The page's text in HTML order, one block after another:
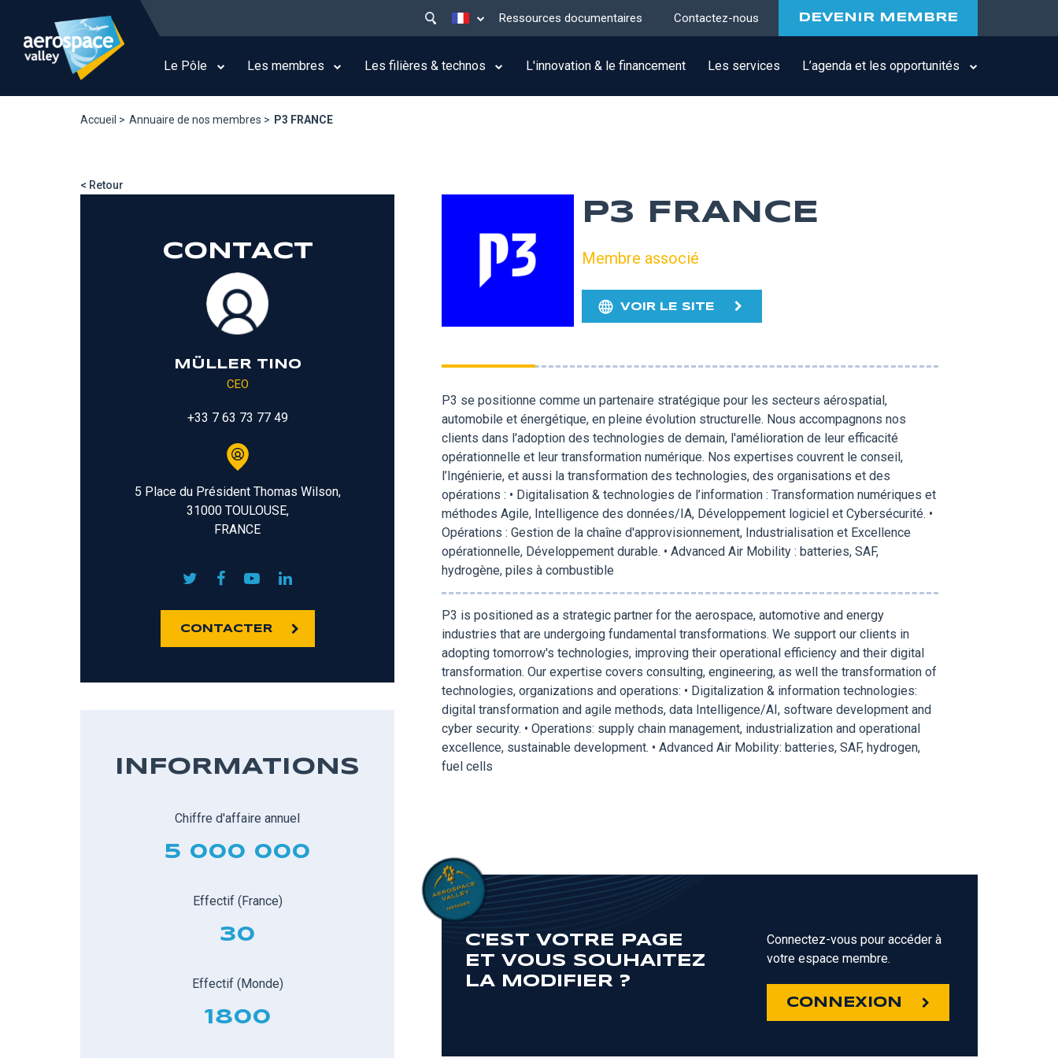
contenu
principal
Lister les actions supplémentaires
menu
top
Ressources documentaires Contactez-nous DEVENIR MEMBRE
navigation
Le Pôle Les membres Les filières & technos L'innovation & le financement Les services L’agenda et les opportunités
Accueil > Annuaire de nos membres > P3 FRANCE
< Retour
CONTACT
MÜLLER TINO
CEO
+33 7 63 73 77 49
5 Place du Président Thomas Wilson,
31000 TOULOUSE,
FRANCE
CONTACTER
INFORMATIONS
Chiffre d'affaire annuel
5 000 000
Effectif (France)
30
Effectif (Monde)
1800
P3 FRANCE
Membre associé
VOIR LE SITE
P3 se positionne comme un partenaire stratégique pour les secteurs aérospatial,
automobile et énergétique, en pleine évolution structurelle. Nous accompagnons nos
clients dans l'adoption des technologies de demain, l'amélioration de leur efficacité
opérationnelle et leur transformation numérique. Nos expertises couvrent le conseil,
l’Ingénierie, et aussi la transformation des technologies, des organisations et des
opérations : • Digitalisation & technologies de l’information : Transformation numériques et
méthodes Agile, Intelligence des données/IA, Développement logiciel et Cybersécurité. •
Opérations : Gestion de la chaîne d'approvisionnement, Industrialisation et Excellence
opérationnelle, Développement durable. • Advanced Air Mobility : batteries, SAF,
hydrogène, piles à combustible
P3 is positioned as a strategic partner for the aerospace, automotive and energy
industries that are undergoing fundamental transformations. We support our clients in
adopting tomorrow's technologies, improving their operational efficiency and their digital
transformation. Our expertise covers consulting, engineering, as well the transformation of
technologies, organizations and operations: • Digitalization & information technologies:
digital transformation and agile methods, data Intelligence/AI, software development and
cyber security. • Operations: supply chain management, industrialization and operational
excellence, sustainable development. • Advanced Air Mobility: batteries, SAF, hydrogen,
fuel cells
C'EST VOTRE PAGE
ET VOUS SOUHAITEZ
LA MODIFIER ?
Connectez-vous pour accéder à
votre espace membre.
CONNEXION